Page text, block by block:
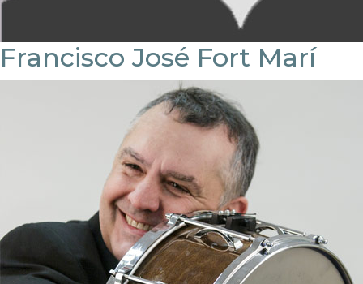
Francisco José Fort Marí